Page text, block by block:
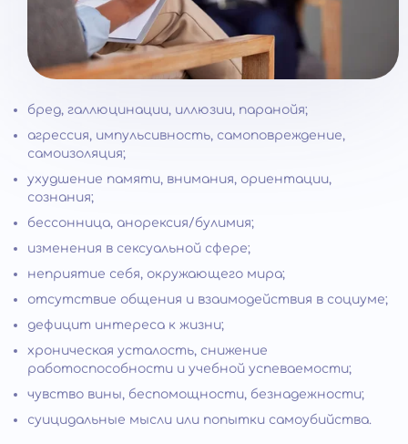
бред, галлюцинации, иллюзии, паранойя;
агрессия, импульсивность, самоповреждение,
самоизоляция;
ухудшение памяти, внимания, ориентации,
сознания;
бессонница, анорексия/булимия;
изменения в сексуальной сфере;
неприятие себя, окружающего мира;
отсутствие общения и взаимодействия в социуме;
дефицит интереса к жизни;
хроническая усталость, снижение
работоспособности и учебной успеваемости;
чувство вины, беспомощности, безнадежности;
суицидальные мысли или попытки самоубийства.